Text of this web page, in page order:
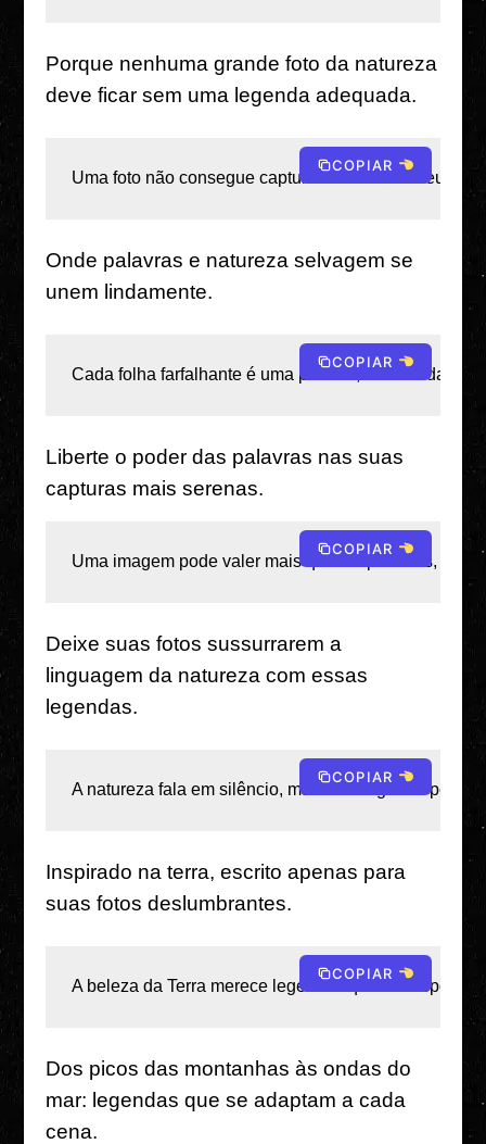
Porque nenhuma grande foto da natureza
deve ficar sem uma legenda adequada.
Uma foto não consegue capturar a brisa em meu
COPIAR
Onde palavras e natureza selvagem se
unem lindamente.
Cada folha farfalhante é uma palavra, cada onda é
COPIAR
Liberte o poder das palavras nas suas
capturas mais serenas.
Uma imagem pode valer mais que mil palavras,
COPIAR
Deixe suas fotos sussurrarem a
linguagem da natureza com essas
legendas.
A natureza fala em silêncio, mas uma legenda
COPIAR
Inspirado na terra, escrito apenas para
suas fotos deslumbrantes.
A beleza da Terra merece legendas que
COPIAR
Dos picos das montanhas às ondas do
mar: legendas que se adaptam a cada
cena.